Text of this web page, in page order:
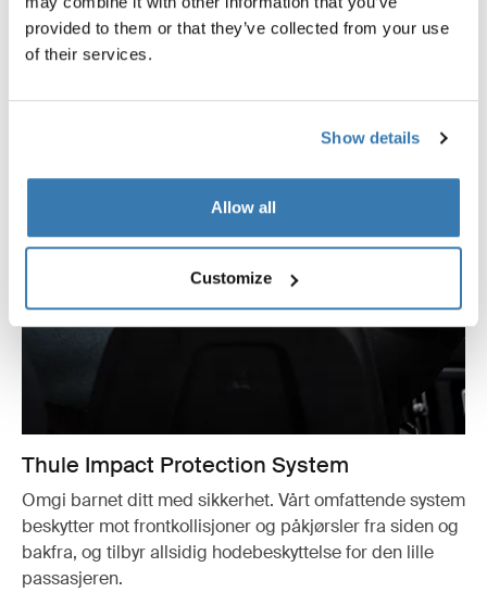
provided to them or that they’ve collected from your use
of their services.
Show details
Allow all
Customize
Thule Impact Protection System
Omgi barnet ditt med sikkerhet. Vårt omfattende system
beskytter mot frontkollisjoner og påkjørsler fra siden og
bakfra, og tilbyr allsidig hodebeskyttelse for den lille
passasjeren.